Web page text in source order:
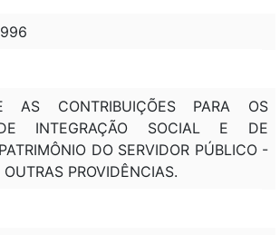
AS CONTRIBUIÇÕES PARA OS
DE INTEGRAÇÃO SOCIAL E DE
DO SERVIDOR PÚBLICO -
PROVIDÊNCIAS.